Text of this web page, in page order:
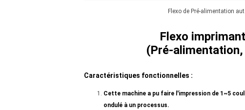
Flexo de Pré-alimentation
Flexo
(Pré-
Caractéristiques fonctionnelles :
Cette machine a pu faire l'impression de 1~5
ondulé à un processus.